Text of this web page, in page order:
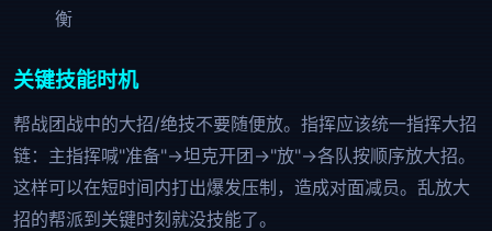
衡
关键技能时机
帮战团战中的大招/绝技不要随便放。指挥应该统一指挥大招
链：主指挥喊"准备"→坦克开团→"放"→各队按顺序放大招。
这样可以在短时间内打出爆发压制，造成对面减员。乱放大
招的帮派到关键时刻就没技能了。